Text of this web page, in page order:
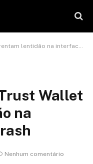
na interface após o crash
Wallet
na
Nenhum comentário